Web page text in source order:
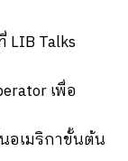
LIB Talks
เพื่อ
อเมริกาขั้นต้น